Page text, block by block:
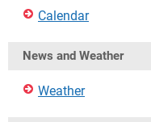
Calendar
News and Weather
Weather